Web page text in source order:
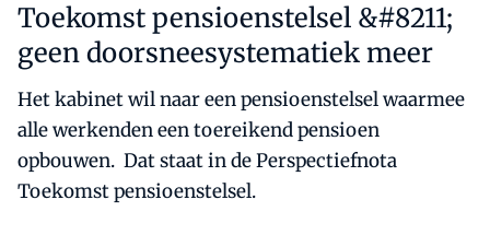
Toekomst pensioenstelsel &#8211;
geen doorsneesystematiek meer
Het kabinet wil naar een pensioenstelsel waarmee
alle werkenden een toereikend pensioen
opbouwen. Dat staat in de Perspectiefnota
Toekomst pensioenstelsel.